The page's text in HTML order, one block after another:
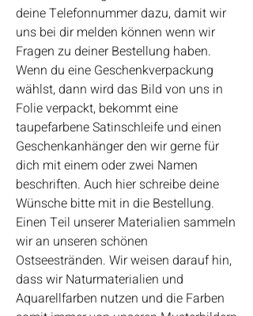
deine Telefonnummer dazu, damit wir
uns bei dir melden können wenn wir
Fragen zu deiner Bestellung haben.
Wenn du eine Geschenkverpackung
wählst, dann wird das Bild von uns in
Folie verpackt, bekommt eine
taupefarbene Satinschleife und einen
Geschenkanhänger den wir gerne für
dich mit einem oder zwei Namen
beschriften. Auch hier schreibe deine
Wünsche bitte mit in die Bestellung.
Einen Teil unserer Materialien sammeln
wir an unseren schönen
Ostseestränden. Wir weisen darauf hin,
dass wir Naturmaterialien und
Aquarellfarben nutzen und die Farben